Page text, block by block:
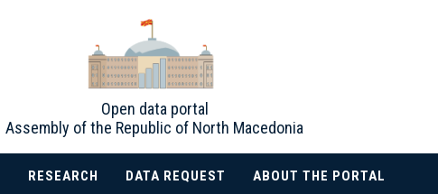
Open data portal
Assembly of the Republic of North Macedonia
RESEARCH DATA REQUEST ABOUT THE PORTAL